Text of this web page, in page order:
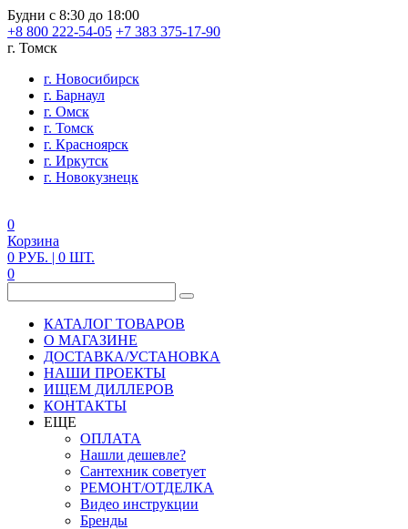
Будни с 8:30 до 18:00
+8 800 222-54-05 +7 383 375-17-90
г. Томск
г. Новосибирск
г. Барнаул
г. Омск
г. Томск
г. Красноярск
г. Иркутск
г. Новокузнецк
0
Корзина
0 РУБ. | 0 ШТ.
0
КАТАЛОГ ТОВАРОВ
О МАГАЗИНЕ
ДОСТАВКА/УСТАНОВКА
НАШИ ПРОЕКТЫ
ИЩЕМ ДИЛЛЕРОВ
КОНТАКТЫ
ЕЩЕ
ОПЛАТА
Нашли дешевле?
Сантехник советует
РЕМОНТ/ОТДЕЛКА
Видео инструкции
Бренды